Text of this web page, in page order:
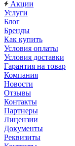
Акции
Услуги
Блог
Бренды
Как купить
Условия оплаты
Условия доставки
Гарантия на товар
Компания
Новости
Отзывы
Контакты
Партнеры
Лицензии
Документы
Реквизиты